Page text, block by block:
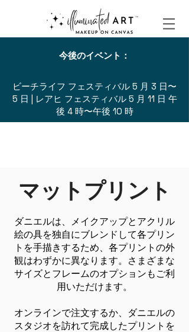
今後のイベント：
ビーチライフ フェスティバル 5 月 3 日〜
5 日 | レアヒ フェスティバル 5 月 11 日 午
後 4 時〜午後 10 時
マットプリント
ダニエルは、メイクアップとアクリル
絵の具を独自にブレンドして各プリン
トを手描きするため、各プリントの外
観はわずかに異なります。さまざまな
サイズとフレームのオプションもご利
用いただけます。
オンラインで注文するか、ダニエルの
スタジオを訪れて完成したプリントを